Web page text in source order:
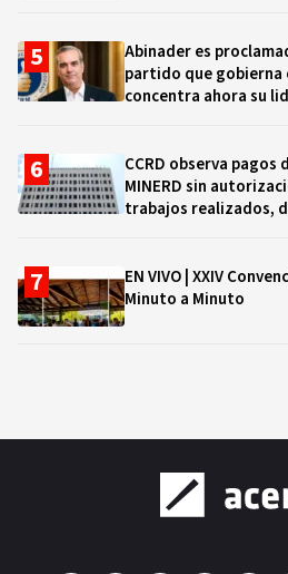
Abinader es
partido que gobierna
concentra ahora su
CCRD observa pagos
MINERD sin
trabajos realizados,
EN VIVO | XXIV
Minuto a Minuto